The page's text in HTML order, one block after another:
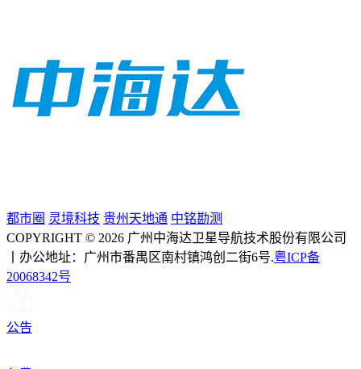
都市圈 灵境科技 贵州天地通 中铭勘测
COPYRIGHT © 2026 广州中海达卫星导航技术股份有限公司
丨办公地址：广州市番禺区南村镇鸿创二街6号.粤ICP备
20068342号
公告